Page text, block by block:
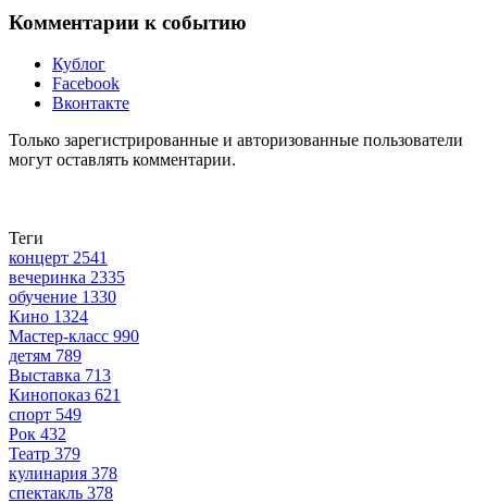
Комментарии к событию
Кублог
Facebook
Вконтакте
Только зарегистрированные и авторизованные пользователи
могут оставлять комментарии.
Теги
концерт 2541
вечеринка 2335
обучение 1330
Кино 1324
Мастер-класс 990
детям 789
Выставка 713
Кинопоказ 621
спорт 549
Рок 432
Театр 379
кулинария 378
спектакль 378